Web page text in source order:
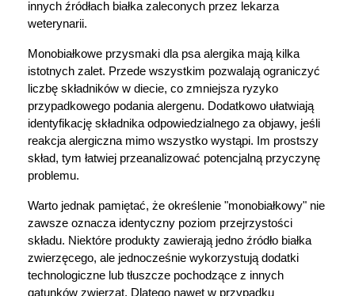
"Ustawienia" lub możesz zaakceptować
AKCEPTUJĘ WSZYSTKIE
Ustawienia
AKCEPTUJĘ WSZYSTKIE
innych źródłach białka zaleconych przez lekarza
weterynarii.
Monobiałkowe przysmaki dla psa alergika mają kilka
istotnych zalet. Przede wszystkim pozwalają ograniczyć
liczbę składników w diecie, co zmniejsza ryzyko
przypadkowego podania alergenu. Dodatkowo ułatwiają
identyfikację składnika odpowiedzialnego za objawy, jeśli
reakcja alergiczna mimo wszystko wystąpi. Im prostszy
skład, tym łatwiej przeanalizować potencjalną przyczynę
problemu.
Warto jednak pamiętać, że określenie "monobiałkowy" nie
zawsze oznacza identyczny poziom przejrzystości
składu. Niektóre produkty zawierają jedno źródło białka
zwierzęcego, ale jednocześnie wykorzystują dodatki
technologiczne lub tłuszcze pochodzące z innych
gatunków zwierząt. Dlatego nawet w przypadku